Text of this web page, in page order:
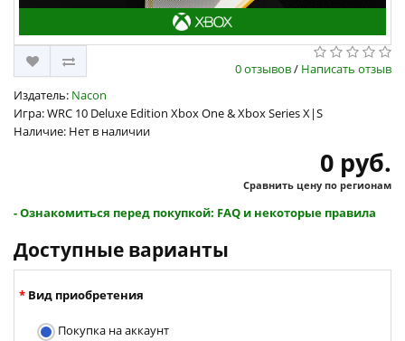
0 отзывов/ Написать отзыв
Издатель: Nacon
Игра: WRC 10 Deluxe Edition Xbox One & Xbox Series X|S
Наличие: Нет в наличии
0 руб.
Сравнить цену по регионам
- Ознакомиться перед покупкой: FAQ и некоторые правила
Доступные варианты
Вид приобретения
Покупка на аккаунт